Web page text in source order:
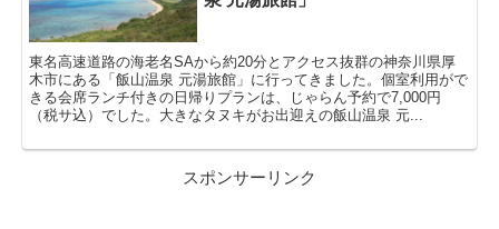
東名高速道路の海老名SAから約20分とアクセス抜群の神奈川県厚
木市にある「飯山温泉 元湯旅館」に行ってきました。個室利用がで
きる会席ランチ付きの日帰りプランは、じゃらん予約で7,000円
（税サ込）でした。大きなタヌキがお出迎えの飯山温泉 元...
スポンサーリンク